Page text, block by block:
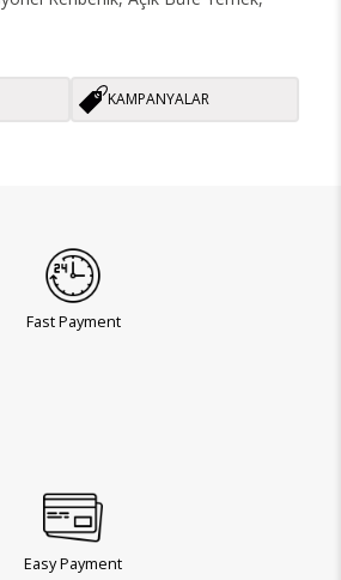
KAMPANYALAR
Fast Payment
Easy Payment